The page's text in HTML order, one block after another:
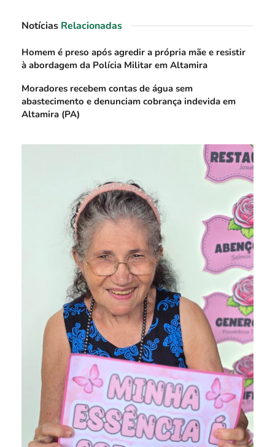
Notícias Relacionadas
Homem é preso após agredir a própria mãe e resistir
à abordagem da Polícia Militar em Altamira
Moradores recebem contas de água sem
abastecimento e denunciam cobrança indevida em
Altamira (PA)